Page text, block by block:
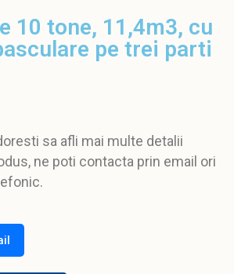
10 tone, 11,4m3, cu
pe trei parti
sa afli mai multe detalii
ne poti contacta prin email ori